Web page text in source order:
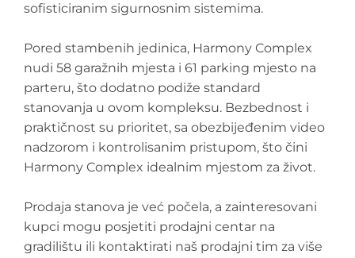
sofisticiranim sigurnosnim sistemima.
Pored stambenih jedinica, Harmony Complex
nudi 58 garažnih mjesta i 61 parking mjesto na
parteru, što dodatno podiže standard
stanovanja u ovom kompleksu. Bezbednost i
praktičnost su prioritet, sa obezbijeđenim video
nadzorom i kontrolisanim pristupom, što čini
Harmony Complex idealnim mjestom za život.
Prodaja stanova je već počela, a zainteresovani
kupci mogu posjetiti prodajni centar na
gradilištu ili kontaktirati naš prodajni tim za više